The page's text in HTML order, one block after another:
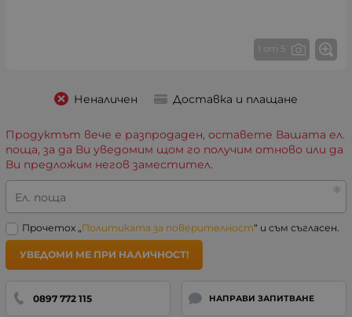
1 от 5
Неналичен Доставка и плащане
Продуктът вече е разпродаден, оставете Вашата ел.
поща, за да Ви уведомим щом го получим отново или да
Ви предложим негов заместител.
Ел. поща
Прочетох „ Политиката за поверителност“ и съм съгласен.
УВЕДОМИ МЕ ПРИ НАЛИЧНОСТ!
0897 772 115 НАПРАВИ ЗАПИТВАНЕ